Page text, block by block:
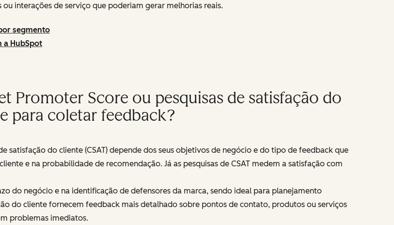
interações de serviço que poderiam gerar melhorias reais.
segmento
a HubSpot
Promoter Score ou pesquisas de satisfação do
para coletar feedback?
satisfação do cliente (CSAT) depende dos seus objetivos de negócio e do tipo de feedback que
e na probabilidade de recomendação. Já as pesquisas de CSAT medem a satisfação com
do negócio e na identificação de defensores da marca, sendo ideal para planejamento
do cliente fornecem feedback mais detalhado sobre pontos de contato, produtos ou serviços
problemas imediatos.